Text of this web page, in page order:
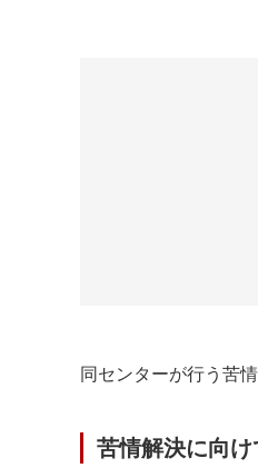
同センターが行う苦
苦情解決に向